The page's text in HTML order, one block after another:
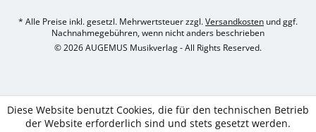
* Alle Preise inkl. gesetzl. Mehrwertsteuer zzgl.Versandkosten und ggf.
Nachnahmegebühren, wenn nicht anders beschrieben
© 2026 AUGEMUS Musikverlag - All Rights Reserved.
Diese Website benutzt Cookies, die für den technischen Betrieb
der Website erforderlich sind und stets gesetzt werden.